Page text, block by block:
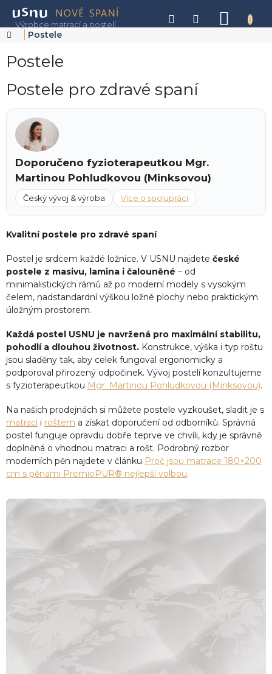
obsah
Domů
Postele
Postele
Postele pro zdravé spaní
Doporučeno fyzioterapeutkou Mgr.
Martinou Pohludkovou (Minksovou)
Český vývoj & výroba Více o spolupráci
Kvalitní postele pro zdravé spaní
Postel je srdcem každé ložnice. V USNU najdete české
postele z masivu, lamina i čalouněné – od
minimalistických rámů až po moderní modely s vysokým
čelem, nadstandardní výškou ložné plochy nebo praktickým
úložným prostorem.
Každá postel USNU je navržená pro maximální stabilitu,
pohodlí a dlouhou životnost. Konstrukce, výška i typ roštu
jsou sladěny tak, aby celek fungoval ergonomicky a
podporoval přirozený odpočinek. Vývoj postelí konzultujeme
s fyzioterapeutkou Mgr. Martinou Pohludkovou (Minksovou).
Na našich prodejnách si můžete postele vyzkoušet, sladit je s
matracíi roštem a získat doporučení od odborníků. Správná
postel funguje opravdu dobře teprve ve chvíli, kdy je správně
doplněná o vhodnou matraci a rošt. Podrobný rozbor
moderních pěn najdete v článku Proč jsou matrace 180×200
cm s pěnami PremioPUR® nejlepší volbou.